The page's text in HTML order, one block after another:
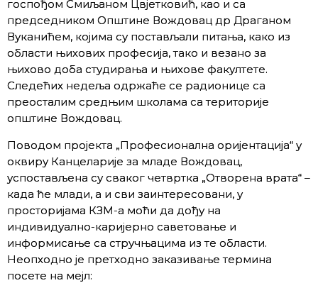
госпођом Смиљаном Цвјетковић, као и са
председником Општине Вождовац др Драганом
Вуканићем, којима су постављали питања, како из
области њихових професија, тако и везано за
њихово доба студирања и њихове факултете.
Следећих недеља одржаће се радионице са
преосталим средњим школама са територије
општине Вождовац.
Поводом пројекта „Професионална оријентација“ у
оквиру Канцеларије за младе Вождовац,
успостављена су сваког четвртка „Отворена врата“ –
када ће млади, а и сви заинтересовани, у
просторијама КЗМ-а моћи да дођу на
индивидуално-каријерно саветовање и
информисање са стручњацима из те области.
Неопходно је претходно заказивање термина
посете на мејл: